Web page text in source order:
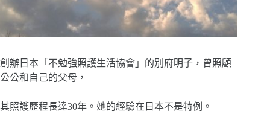
創辦日本「不勉強照護生活協會」的別府明子，曾照顧
公公和自己的父母，
其照護歷程長達30年。她的經驗在日本不是特例。